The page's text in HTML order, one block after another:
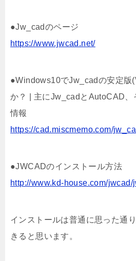
●Jw_cadのページ
https://www.jwcad.net/
●Windows10でJw_cadの安定版
か？ | 主にJw_cadとAutoCAD、
情報
https://cad.miscmemo.com/
●JWCADのインストール方法
http://www.kd-house.com/jwcad/
インストールは普通に思った通
きると思います。